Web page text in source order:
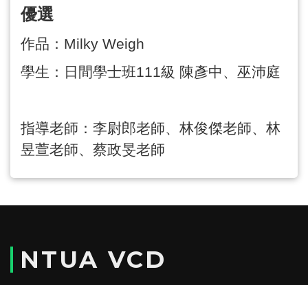
優選
作品： Milky Weigh
學生：日間學士班111級 陳彥中、巫沛庭
指導老師：李尉郎老師、林俊傑老師、林
昱萱老師、蔡政旻老師
NTUA VCD